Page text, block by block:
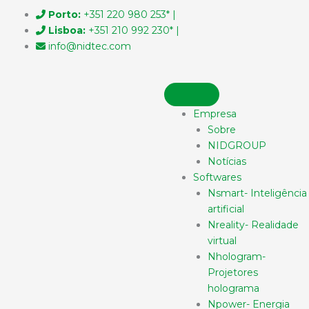
content
Porto: +351 220 980 253* |
Lisboa: +351 210 992 230* |
info@nidtec.com
Empresa
Sobre
NIDGROUP
Notícias
Softwares
Nsmart- Inteligência
artificial
Nreality- Realidade
virtual
Nhologram-
Projetores
holograma
Npower- Energia